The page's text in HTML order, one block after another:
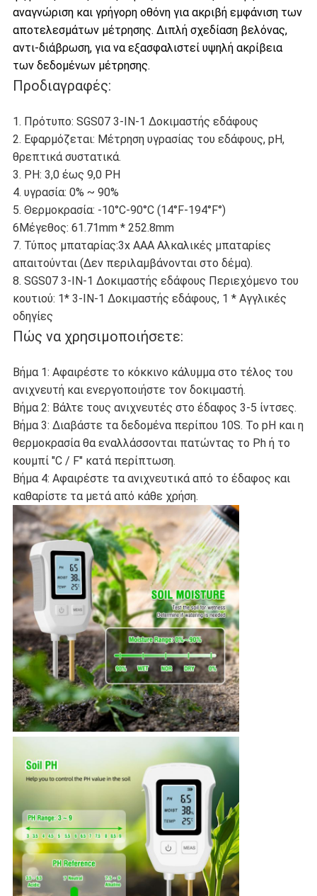
αναγνώριση και γρήγορη οθόνη για ακριβή εμφάνιση των
αποτελεσμάτων μέτρησης. Διπλή σχεδίαση βελόνας,
αντι-διάβρωση, για να εξασφαλιστεί υψηλή ακρίβεια
των δεδομένων μέτρησης.
Προδιαγραφές:
1. Πρότυπο: SGS07 3-IN-1 Δοκιμαστής εδάφους
2. Εφαρμόζεται: Μέτρηση υγρασίας του εδάφους, pH,
θρεπτικά συστατικά.
3. PH: 3,0 έως 9,0 PH
4. υγρασία: 0% ~ 90%
5. Θερμοκρασία: -10°C-90°C (14°F-194°F°)
6Μέγεθος: 61.71mm * 252.8mm
7. Τύπος μπαταρίας:3x AAA Αλκαλικές μπαταρίες
απαιτούνται (Δεν περιλαμβάνονται στο δέμα).
8. SGS07 3-IN-1 Δοκιμαστής εδάφους Περιεχόμενο του
κουτιού: 1* 3-IN-1 Δοκιμαστής εδάφους, 1 * Αγγλικές
οδηγίες
Πώς να χρησιμοποιήσετε:
Βήμα 1: Αφαιρέστε το κόκκινο κάλυμμα στο τέλος του
ανιχνευτή και ενεργοποιήστε τον δοκιμαστή.
Βήμα 2: Βάλτε τους ανιχνευτές στο έδαφος 3-5 ίντσες.
Βήμα 3: Διαβάστε τα δεδομένα περίπου 10S. Το pH και η
θερμοκρασία θα εναλλάσσονται πατώντας το Ph ή το
κουμπί "C / F" κατά περίπτωση.
Βήμα 4: Αφαιρέστε τα ανιχνευτικά από το έδαφος και
καθαρίστε τα μετά από κάθε χρήση.